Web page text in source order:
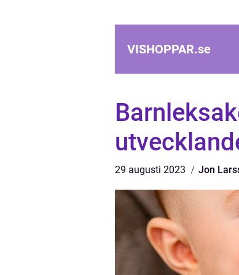
VISHOPPAR.se
29 augusti 2023 Jon